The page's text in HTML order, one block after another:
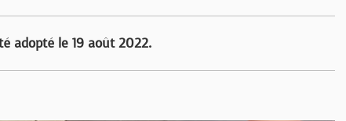
adopté le 19 août 2022.